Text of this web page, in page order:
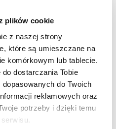
plików cookie
z naszej strony
które są umieszczane na
komórkowym lub tablecie.
dostarczania Tobie
do Twoich
reklamowych oraz
potrzeby i dzięki temu
checker. Pasjonat Europy
przywiązany do faktów.
rower, badminton i Bratysława.